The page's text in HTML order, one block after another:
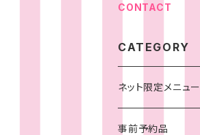
CONTACT
CATEGORY
ネット限定メニュー
事前予約品